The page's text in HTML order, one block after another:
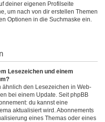
deiner eigenen Profilseite
um nach von dir erstellen Themen
Optionen in die Suchmaske ein.
Lesezeichen und einem
ähnlich den Lesezeichen in Web-
bei einem Update. Seit phpBB
du kannst eine
aktualisiert wird. Abonnements
eines Themas oder eines